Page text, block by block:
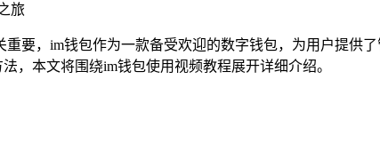
旅
要，im钱包作为一款备受欢迎的数字钱包，为用户提供
，本文将围绕im钱包使用视频教程展开详细介绍。